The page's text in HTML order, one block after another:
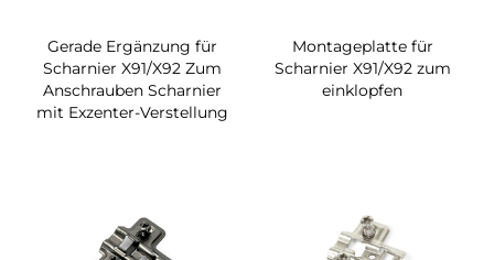
Gerade Ergänzung für
Scharnier X91/X92 Zum
Anschrauben Scharnier
mit Exzenter-Verstellung
Montageplatte für
Scharnier X91/X92 zum
einklopfen